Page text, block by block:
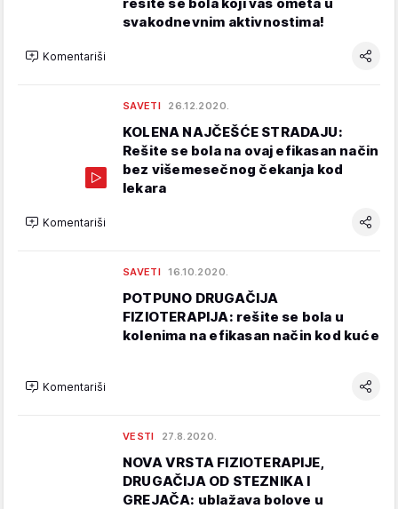
svakodnevnim aktivnostima!
Komentariši
SAVETI 26.12.2020.
KOLENA NAJČEŠĆE STRADAJU:
Rešite se bola na ovaj efikasan način
bez višemesečnog čekanja kod
lekara
Komentariši
SAVETI 16.10.2020.
POTPUNO DRUGAČIJA
FIZIOTERAPIJA: rešite se bola u
kolenima na efikasan način kod kuće
Komentariši
VESTI 27.8.2020.
NOVA VRSTA FIZIOTERAPIJE,
DRUGAČIJA OD STEZNIKA I
GREJAČA: ublažava bolove u